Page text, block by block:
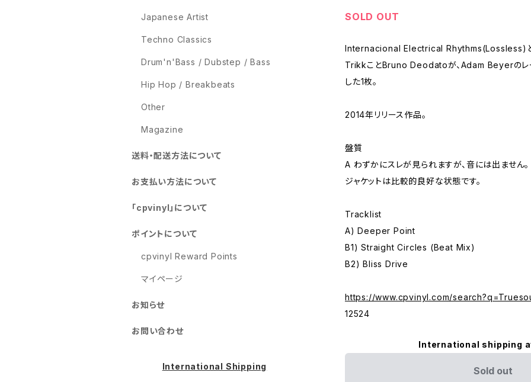
SOLD OUT
Internacional Electrical Rhythms(Lossless)と
TrikkことBruno Deodatoが、Adam Beyerのレ
した1枚。
2014年リリース作品。
盤質
A わずかにスレが見られますが、音には出ません。
ジャケットは比較的良好な状態です。
Tracklist
A) Deeper Point
B1) Straight Circles (Beat Mix)
B2) Bliss Drive
https://www.cpvinyl.com/
12524
International shipping
Sold out
Japanese Artist
Techno Classics
Drum'n'Bass / Dubstep / Bass
Hip Hop / Breakbeats
Other
Magazine
送料・配送方法について
お支払い方法について
「cpvinyl」について
ポイントについて
cpvinyl Reward Points
マイページ
お知らせ
お問い合わせ
International Shipping